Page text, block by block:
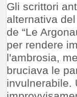
Gli scrittori
alternativa
de “Le
per rendere
l'ambrosia,
bruciava le
invulnerabile.